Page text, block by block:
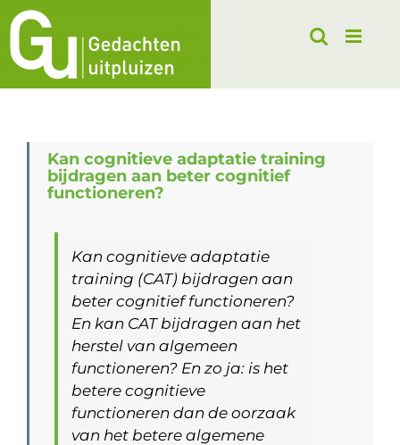
Ga
naar
inhoud
Kan cognitieve adaptatie training
bijdragen aan beter cognitief
functioneren?
Kan cognitieve adaptatie
training (CAT) bijdragen aan
beter cognitief functioneren?
En kan CAT bijdragen aan het
herstel van algemeen
functioneren? En zo ja: is het
betere cognitieve
functioneren dan de oorzaak
van het betere algemene